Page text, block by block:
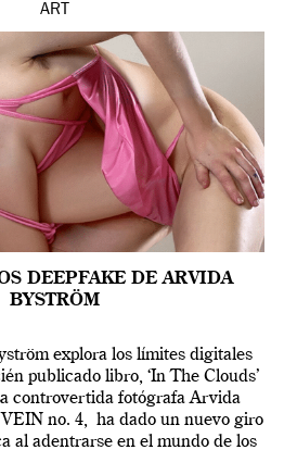
ART
DEEPFAKE DE ARVIDA
BYSTRÖM
explora los límites digitales
publicado libro, ‘In The Clouds’
controvertida fotógrafa Arvida
no. 4, ha dado un nuevo giro
al adentrarse en el mundo de los